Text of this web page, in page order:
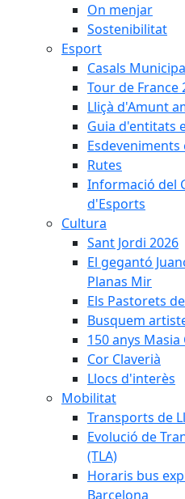
On menjar
Sostenibilitat
Esport
Casals
Tour de France
Lliçà d'Amunt
Guia d'entitats
Rutes
Informació del
d'Esports
Cultura
Sant Jordi 2026
El gegantó
Planas Mir
Els Pastorets
Busquem
150 anys Masia
Cor Claverià
Llocs d'interès
Mobilitat
Transports de
Evolució de
(TLA)
Horaris bus
Barcelona